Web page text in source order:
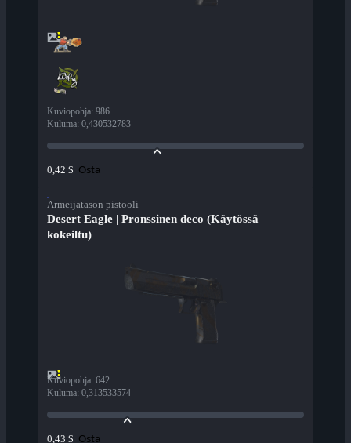
Kuviopohja: 986
Kuluma: 0,430532783
0,42 $ Osta
Armeijatason pistooli
Desert Eagle | Pronssinen deco (Käytössä
kokeiltu)
Kuviopohja: 642
Kuluma: 0,313533574
0,43 $ Osta